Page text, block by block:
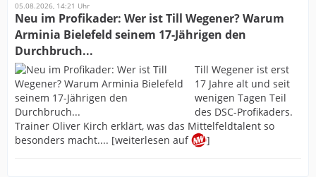
05.08.2026, 14:21 Uhr
Neu im Profikader: Wer ist Till Wegener? Warum
Arminia Bielefeld seinem 17-Jährigen den
Durchbruch...
Till Wegener ist erst
17 Jahre alt und seit
wenigen Tagen Teil
des DSC-Profikaders.
Trainer Oliver Kirch erklärt, was das Mittelfeldtalent so
besonders macht.... [weiterlesen auf
]